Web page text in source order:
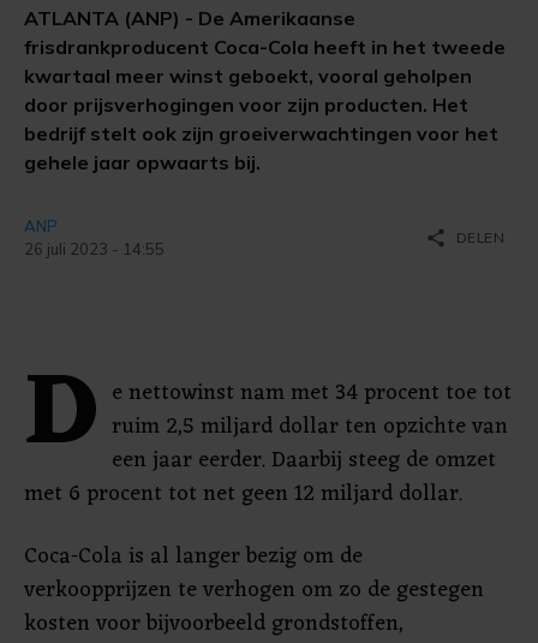
ATLANTA (ANP) - De Amerikaanse
frisdrankproducent Coca-Cola heeft in het tweede
kwartaal meer winst geboekt, vooral geholpen
door prijsverhogingen voor zijn producten. Het
bedrijf stelt ook zijn groeiverwachtingen voor het
gehele jaar opwaarts bij.
ANP
26 juli 2023 - 14:55
share DELEN
D e nettowinst nam met 34 procent toe tot
ruim 2,5 miljard dollar ten opzichte van
een jaar eerder. Daarbij steeg de omzet
met 6 procent tot net geen 12 miljard dollar.
Coca-Cola is al langer bezig om de
verkoopprijzen te verhogen om zo de gestegen
kosten voor bijvoorbeeld grondstoffen,